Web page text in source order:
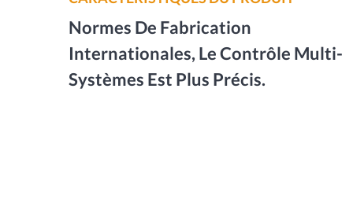
Normes De Fabrication
Internationales, Le Contrôle Multi-
Systèmes Est Plus Précis.